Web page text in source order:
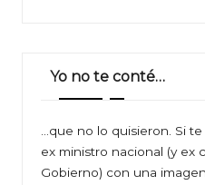
Yo no te conté…
…que no lo quisieron. Si
ex ministro nacional (y ex
Gobierno) con una